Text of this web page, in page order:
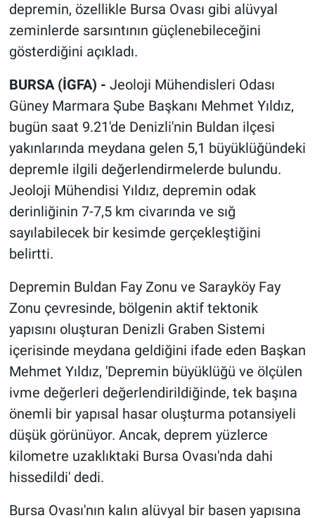
depremin, özellikle Bursa Ovası gibi alüvyal
zeminlerde sarsıntının güçlenebileceğini
gösterdiğini açıkladı.
BURSA (İGFA) - Jeoloji Mühendisleri Odası
Güney Marmara Şube Başkanı Mehmet Yıldız,
bugün saat 9.21'de Denizli'nin Buldan ilçesi
yakınlarında meydana gelen 5,1 büyüklüğündeki
depremle ilgili değerlendirmelerde bulundu.
Jeoloji Mühendisi Yıldız, depremin odak
derinliğinin 7-7,5 km civarında ve sığ
sayılabilecek bir kesimde gerçekleştiğini
belirtti.
Depremin Buldan Fay Zonu ve Sarayköy Fay
Zonu çevresinde, bölgenin aktif tektonik
yapısını oluşturan Denizli Graben Sistemi
içerisinde meydana geldiğini ifade eden Başkan
Mehmet Yıldız, 'Depremin büyüklüğü ve ölçülen
ivme değerleri değerlendirildiğinde, tek başına
önemli bir yapısal hasar oluşturma potansiyeli
düşük görünüyor. Ancak, deprem yüzlerce
kilometre uzaklıktaki Bursa Ovası'nda dahi
hissedildi' dedi.
Bursa Ovası'nın kalın alüvyal bir basen yapısına